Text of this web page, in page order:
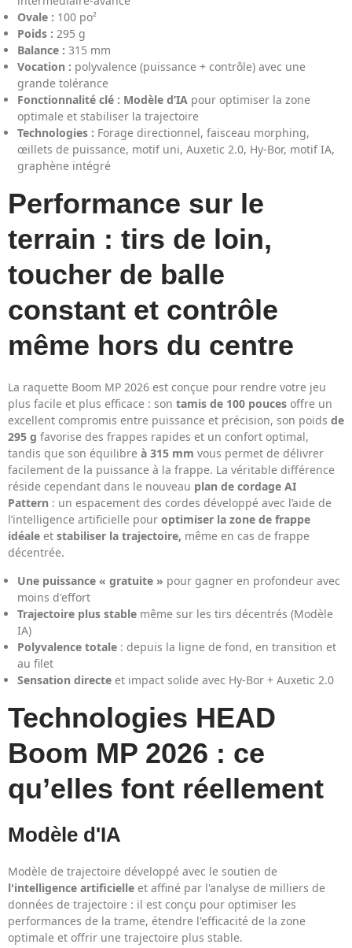
Ovale : 100 po²
Poids : 295 g
Balance : 315 mm
Vocation : polyvalence (puissance + contrôle) avec une
grande tolérance
Fonctionnalité clé : Modèle d’IA pour optimiser la zone
optimale et stabiliser la trajectoire
Technologies : Forage directionnel, faisceau morphing,
œillets de puissance, motif uni, Auxetic 2.0, Hy-Bor, motif IA,
graphène intégré
Performance sur le
terrain : tirs de loin,
toucher de balle
constant et contrôle
même hors du centre
La raquette Boom MP 2026 est conçue pour rendre votre jeu
plus facile et plus efficace : son tamis de 100 pouces offre un
excellent compromis entre puissance et précision, son poids de
295 g favorise des frappes rapides et un confort optimal,
tandis que son équilibre à 315 mm vous permet de délivrer
facilement de la puissance à la frappe. La véritable différence
réside cependant dans le nouveau plan de cordage AI
Pattern : un espacement des cordes développé avec l’aide de
l’intelligence artificielle pour optimiser la zone de frappe
idéale et stabiliser la trajectoire, même en cas de frappe
décentrée.
Une puissance « gratuite » pour gagner en profondeur avec
moins d'effort
Trajectoire plus stable même sur les tirs décentrés (Modèle
IA)
Polyvalence totale : depuis la ligne de fond, en transition et
au filet
Sensation directe et impact solide avec Hy-Bor + Auxetic 2.0
Technologies HEAD
Boom MP 2026 : ce
qu’elles font réellement
Modèle d'IA
Modèle de trajectoire développé avec le soutien de
l'intelligence artificielle et affiné par l'analyse de milliers de
données de trajectoire : il est conçu pour optimiser les
performances de la trame, étendre l'efficacité de la zone
optimale et offrir une trajectoire plus stable.